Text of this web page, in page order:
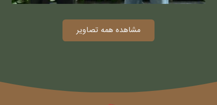
مشاهده همه تصاویر